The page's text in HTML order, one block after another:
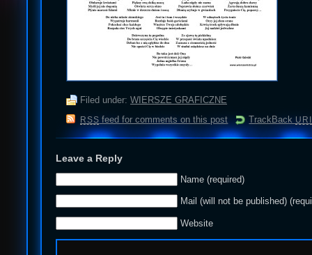
Filed under: WIERSZE GRAFICZNE
RSS feed for comments on this post TrackBack URI
Leave a Reply
Name (required)
Mail (will not be published)
Website